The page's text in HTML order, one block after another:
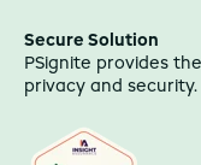
Secure Solution
PSignite provides
privacy and security.